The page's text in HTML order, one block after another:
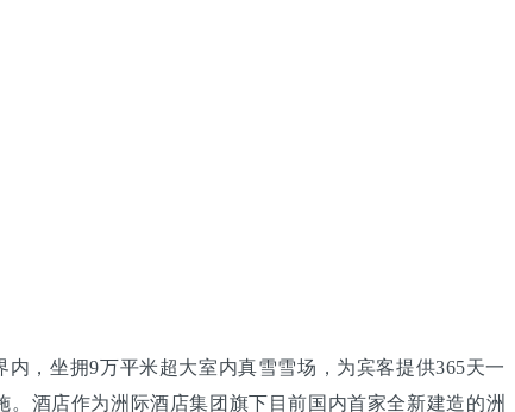
，坐拥9万平米超大室内真雪雪场，为宾客提供365天一
酒店作为洲际酒店集团旗下目前国内首家全新建造的洲